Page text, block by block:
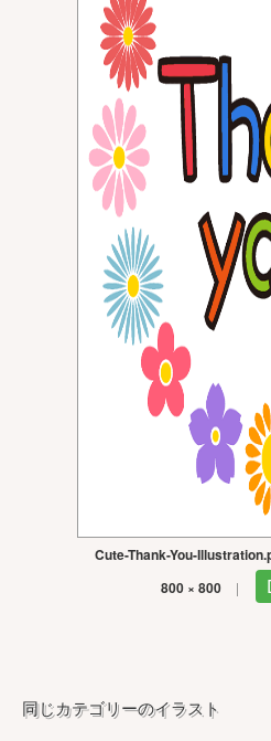
Cute-Thank-You-
800 × 800 |
同じカテゴリーのイラスト